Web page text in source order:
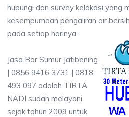
hubungi dan survey kelokasi yang
kesempurnaan pengaliran air
pada setiap harinya.
Jasa Bor Sumur Jatibening
| 0856 9416 3731 | 0818
493 097 adalah TIRTA
NADI sudah melayani
sejak tahun 2009 untuk